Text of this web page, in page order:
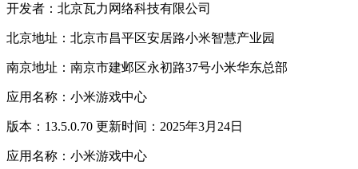
开发者：北京瓦力网络科技有限公司
北京地址：北京市昌平区安居路小米智慧产业园
南京地址：南京市建邺区永初路37号小米华东总部
应用名称：小米游戏中心
版本：13.5.0.70 更新时间：2025年3月24日
应用名称：小米游戏中心